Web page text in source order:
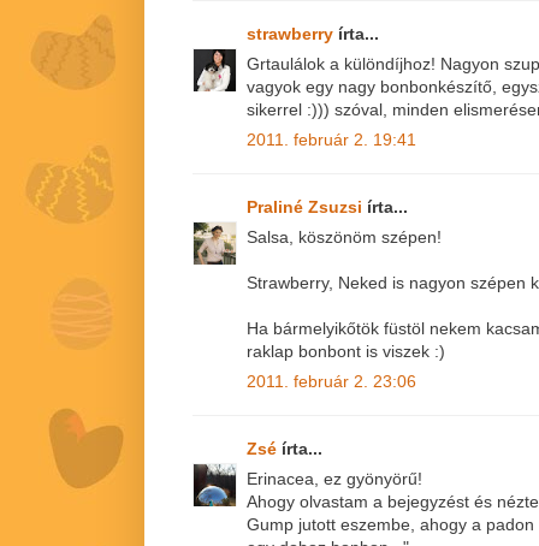
strawberry írta...
Grtaulálok a különdíjhoz! Nagyon
vagyok egy nagy bonbonkészítő,
sikerrel :))) szóval, minden
2011. február 2. 19:41
Praliné Zsuzsi írta...
Salsa, köszönöm szépen!
Strawberry, Neked is nagyon szépen
Ha bármelyikőtök füstöl nekem
raklap bonbont is viszek :)
2011. február 2. 23:06
Zsé írta...
Erinacea, ez gyönyörű!
Ahogy olvastam a bejegyzést és
Gump jutott eszembe, ahogy a